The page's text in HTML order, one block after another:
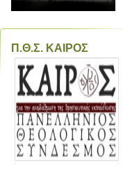
Π.Θ.Σ. ΚΑΙΡΟΣ